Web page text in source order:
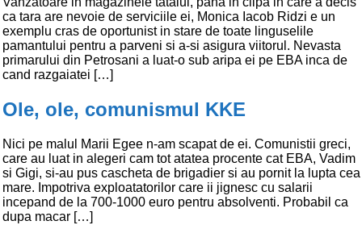
ca tara are nevoie de serviciile ei, Monica Iacob Ridzi e un
exemplu cras de oportunist in stare de toate linguselile
pamantului pentru a parveni si a-si asigura viitorul. Nevasta
primarului din Petrosani a luat-o sub aripa ei pe EBA inca de
cand razgaiatei […]
Ole, ole, comunismul KKE
Nici pe malul Marii Egee n-am scapat de ei. Comunistii greci,
care au luat in alegeri cam tot atatea procente cat EBA, Vadim
si Gigi, si-au pus cascheta de brigadier si au pornit la lupta cea
mare. Impotriva exploatatorilor care ii jignesc cu salarii
incepand de la 700-1000 euro pentru absolventi. Probabil ca
dupa macar […]